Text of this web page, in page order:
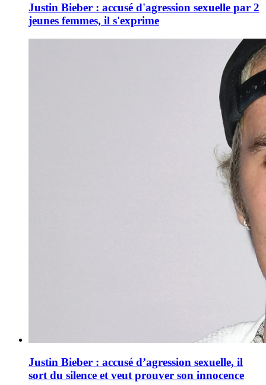
Justin Bieber : accusé d'agression sexuelle par 2
jeunes femmes, il s'exprime
Justin Bieber : accusé d’agression sexuelle, il
sort du silence et veut prouver son innocence